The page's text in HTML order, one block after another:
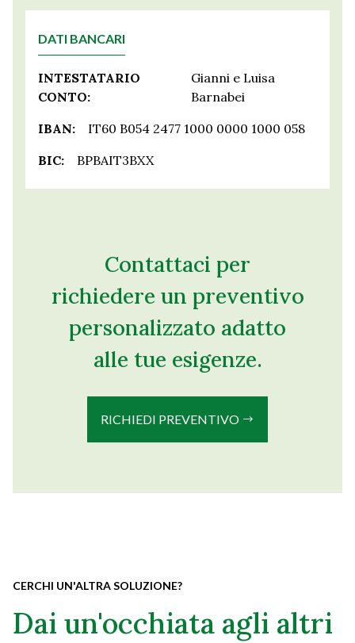
DATI BANCARI
INTESTATARIO
CONTO:
Gianni e Luisa
Barnabei
IBAN:
IT60 B054 2477 1000 0000 1000 058
BIC:
BPBAIT3BXX
Contattaci per
richiedere un preventivo
personalizzato adatto
alle tue esigenze.
RICHIEDI PREVENTIVO
CERCHI UN'ALTRA SOLUZIONE?
Dai un'occhiata agli altri